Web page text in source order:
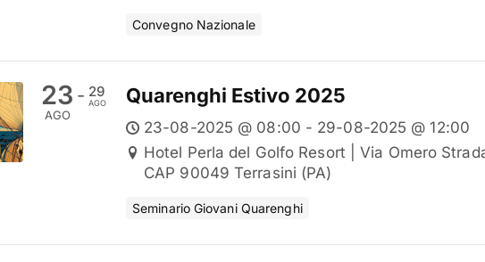
Convegno Nazionale
23
AGO
- 29
AGO Quarenghi Estivo 2025
23-08-2025 @ 08:00 - 29-08-2025 @ 12:00
Hotel Perla del Golfo Resort | Via Omero
CAP 90049 Terrasini (PA)
Seminario Giovani Quarenghi